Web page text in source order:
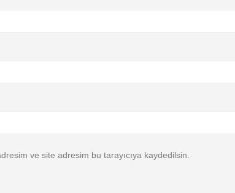
ve site adresim bu tarayıcıya kaydedilsin.